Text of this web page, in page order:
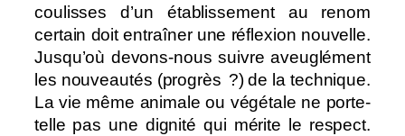
coulisses d’un établissement au renom
certain doit entraîner une réflexion nouvelle.
Jusqu’où devons-nous suivre aveuglément
les nouveautés (progrès ?) de la technique.
La vie même animale ou végétale ne porte-
telle pas une dignité qui mérite le respect.